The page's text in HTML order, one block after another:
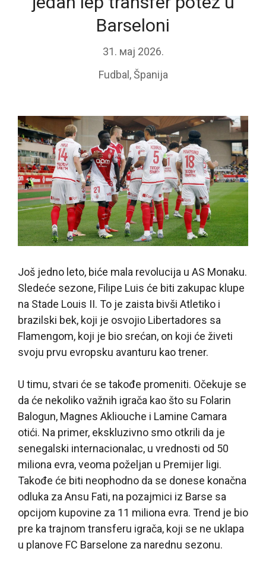
Barseloni
31. мај 2026.
Fudbal ,Španija
Još jedno leto, biće mala revolucija u AS Monaku.
Sledeće sezone, Filipe Luis će biti zakupac klupe
na Stade Louis II. To je zaista bivši Atletiko i
brazilski bek, koji je osvojio Libertadores sa
Flamengom, koji je bio srećan, on koji će živeti
svoju prvu evropsku avanturu kao trener.
U timu, stvari će se takođe promeniti. Očekuje se
da će nekoliko važnih igrača kao što su Folarin
Balogun, Magnes Akliouche i Lamine Camara
otići. Na primer, ekskluzivno smo otkrili da je
senegalski internacionalac, u vrednosti od 50
miliona evra, veoma poželjan u Premijer ligi.
Takođe će biti neophodno da se donese konačna
odluka za Ansu Fati, na pozajmici iz Barse sa
opcijom kupovine za 11 miliona evra. Trend je bio
pre ka trajnom transferu igrača, koji se ne uklapa
u planove FC Barselone za narednu sezonu.